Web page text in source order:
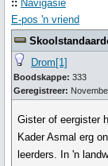
:: Navigasie
E-pos 'n vriend
Drom[1]
Boodskappe: 333
Geregistreer:
Gister of eergister
Kader Asmal erg
leerders. In 'n